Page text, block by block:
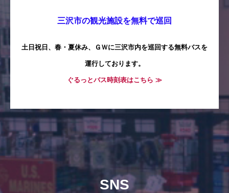
三沢市の観光施設を無料で巡回
土日祝日、春・夏休み、ＧＷに三沢市内を巡回する無料バスを
運行しております。
ぐるっとバス時刻表はこちら ≫
SNS